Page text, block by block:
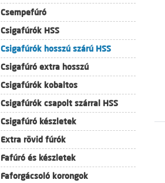
Csempefúró
Csigafúrók HSS
Csigafúrók hosszú szárú HSS
Csigafúró extra hosszú
Csigafúrók kobaltos
Csigafúrók csapolt szárral HSS
Csigafúró készletek
Extra rövid fúrók
Fafúró és készletek
Faforgácsoló korongok